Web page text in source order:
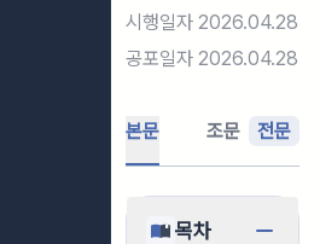
시행일자 2026.04.28
공포일자 2026.04.28
본문 조문 전문
목차